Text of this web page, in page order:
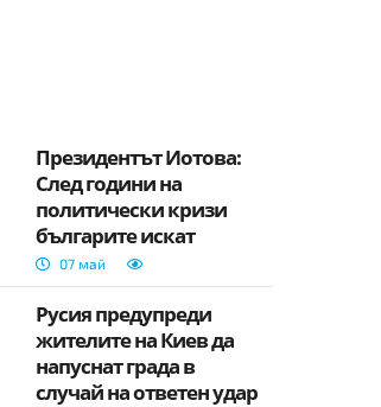
Президентът Йотова:
След години на
политически кризи
българите искат
стабилно и ефективно
управление
07 май
Русия предупреди
жителите на Киев да
напуснат града в
случай на ответен удар